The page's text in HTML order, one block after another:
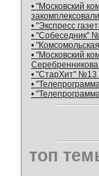
• "Московский
закомплексовали.
• "Экспресс
• "Собеседник"
•
• "Московский
Серебренникова.
• "СтарХит" №13
•
•
топ